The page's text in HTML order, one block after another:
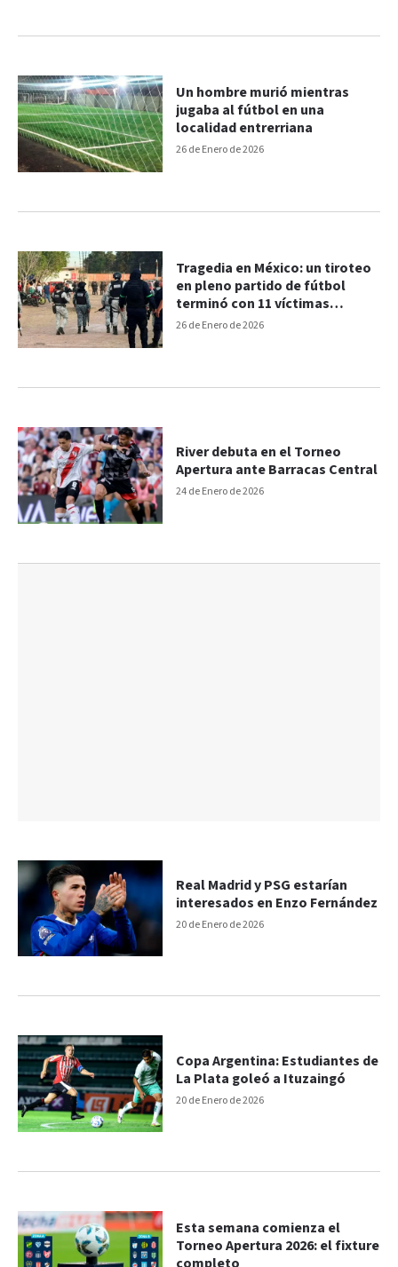
26 de Enero de 2026
Un hombre murió mientras
jugaba al fútbol en una
localidad entrerriana
26 de Enero de 2026
Tragedia en México: un tiroteo
en pleno partido de fútbol
terminó con 11 víctimas
fatales
24 de Enero de 2026
River debuta en el Torneo
Apertura ante Barracas Central
20 de Enero de 2026
Real Madrid y PSG estarían
interesados en Enzo Fernández
20 de Enero de 2026
Copa Argentina: Estudiantes de
La Plata goleó a Ituzaingó
Esta semana comienza el
Torneo Apertura 2026: el fixture